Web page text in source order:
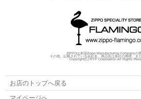
ZIPPOは米国Zippo Manufacturing Companyの
その他、記載されている会社名、商品名は各社の商標、ま
Copyright(C) RYP Corporation All Rights
お店のトップへ戻る